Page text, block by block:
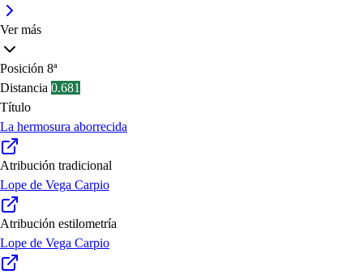
Ver más
Posición 8ª
Distancia 0.681
Título
La hermosura aborrecida
Atribución tradicional
Lope de Vega Carpio
Atribución estilometría
Lope de Vega Carpio